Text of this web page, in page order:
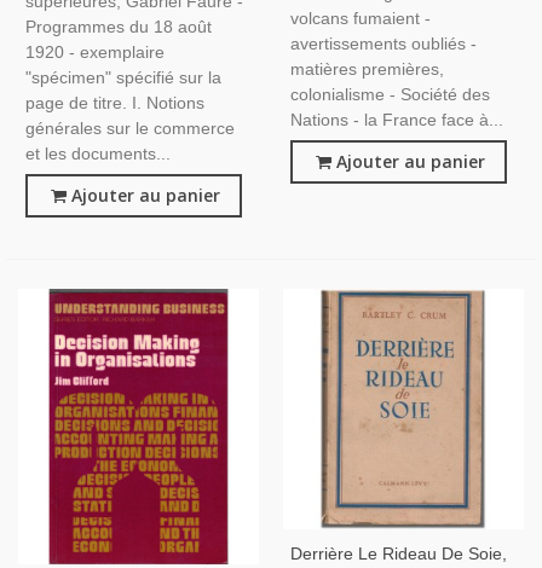
Programmes du 18 août
1920 - exemplaire
"spécimen" spécifié sur la
page de titre. I. Notions
générales sur le commerce
et les documents...
Ajouter au panier
volcans fumaient -
avertissements oubliés -
matières premières,
colonialisme - Société des
Nations - la France face à...
Ajouter au panier
Derrière Le Rideau De Soie,